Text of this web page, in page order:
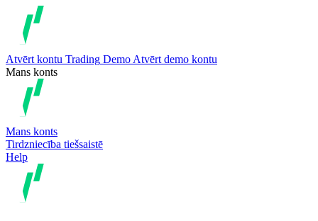
Atvērt kontu Trading Demo Atvērt demo kontu
Mans konts
Mans konts
Tirdzniecība tiešsaistē
Help